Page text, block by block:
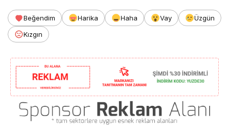
Beğendim Harika Haha Vay
Üzgün
Kızgın